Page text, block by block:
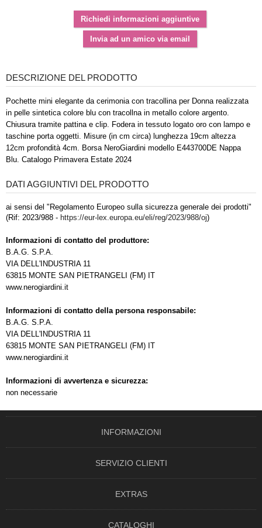
DESCRIZIONE DEL PRODOTTO
Pochette mini elegante da cerimonia con tracollina per Donna realizzata
in pelle sintetica colore blu con tracollna in metallo colore argento.
Chiusura tramite pattina e clip. Fodera in tessuto logato oro con lampo e
taschine porta oggetti. Misure (in cm circa) lunghezza 19cm altezza
12cm profondità 4cm. Borsa NeroGiardini modello E443700DE Nappa
Blu. Catalogo Primavera Estate 2024
DATI AGGIUNTIVI DEL PRODOTTO
ai sensi del "Regolamento Europeo sulla sicurezza generale dei prodotti"
(Rif: 2023/988 - https://eur-lex.europa.eu/eli/reg/2023/988/oj)
Informazioni di contatto del produttore:
B.A.G. S.P.A.
VIA DELL'INDUSTRIA 11
63815 MONTE SAN PIETRANGELI (FM) IT
www.nerogiardini.it
Informazioni di contatto della persona responsabile:
B.A.G. S.P.A.
VIA DELL'INDUSTRIA 11
63815 MONTE SAN PIETRANGELI (FM) IT
www.nerogiardini.it
Informazioni di avvertenza e sicurezza:
non necessarie
INFORMAZIONI
SERVIZIO CLIENTI
EXTRAS
CATALOGHI